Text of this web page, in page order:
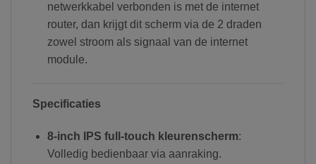
netwerkkabel verbonden is met de internet
router, dan krijgt dit scherm via de 2 draden
zowel stroom als signaal van de internet
module.
Specificaties
8-inch IPS full-touch kleurenscherm:
Volledig bedienbaar via aanraking.